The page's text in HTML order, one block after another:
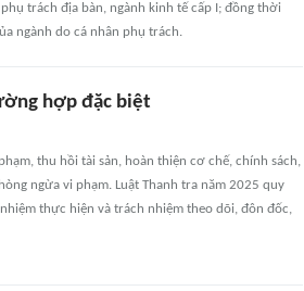
trách địa bàn, ngành kinh tế cấp I; đồng thời
ngành do cá nhân phụ trách.
hợp đặc biệt
thu hồi tài sản, hoàn thiện cơ chế, chính sách,
ngừa vi phạm. Luật Thanh tra năm 2025 quy
thực hiện và trách nhiệm theo dõi, đôn đốc,